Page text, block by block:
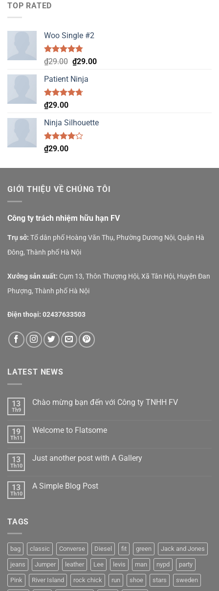
TOP RATED
Woo Single #2
Rated4.75
out of 5
₫29.00 Original
was:
₫29.00.
₫29.00Current
Patient Ninja
Rated4.67
out of 5
₫29.00
Ninja Silhouette
Rated
4.00
₫29.00
GIỚI THIỆU VỀ CHÚNG TÔI
Công ty trách nhiệm hữu hạn FV
Trụ sở: Tổ dân phố Hoàng Văn Thụ, Phường Dương Nội, Quận Hà
Đông, Thành phố Hà Nội
Xưởng sản xuất: Cụm 13, Thôn Thượng Hội, Xã Tân Hội, Huyện Đan
Phượng, Thành phố Hà Nội
Điện thoại: 02437633503
LATEST NEWS
13
Th9
Chào mừng bạn đến với Công ty TNHH FV
19
Th11
Welcome to Flatsome
13
Th10
Just another post with A Gallery
13
Th10
A Simple Blog Post
TAGS
bag classic Converse Diesel fit green Jack and Jones
jeans Jumper leather Lee levis man nypd party
Pink River Island rock chick run shoe stars sweden